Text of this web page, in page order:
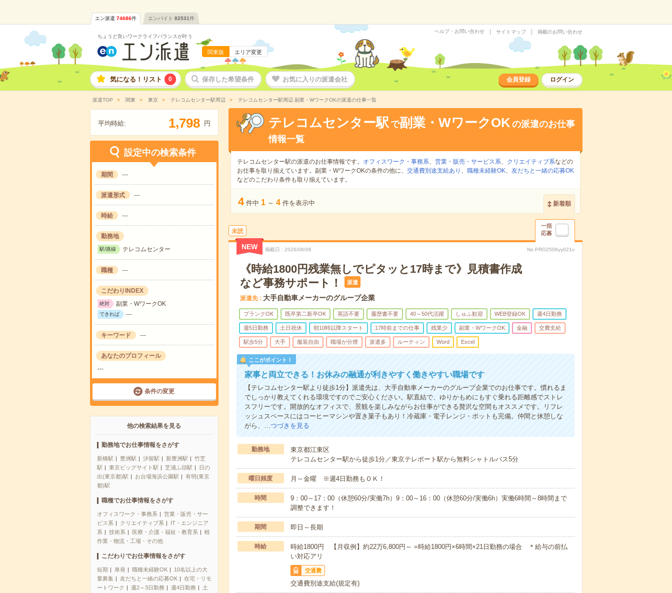
エン派遣 74686件 エンバイト 82531件
ちょうど良いワークライフバランスが叶う
関東版 エリア変更
ヘルプ・お問い合わせ サイトマップ 掲載のお問い合わせ
気になる！リスト 0 保存した希望条件 お気に入りの派遣会社 会員登録 ログイン
派遣TOP 関東 東京 テレコムセンター駅周辺 テレコムセンター駅周辺 副業・WワークOKの派遣の仕事一覧
平均時給: 1,798 円
設定中の検索条件
期間 ---
派遣形式 ---
時給 ---
勤務地
駅/路線 テレコムセンター
職種 ---
こだわりINDEX
絶対 副業・WワークOK
できれば ---
キーワード ---
あなたのプロフィール
---
条件の変更
他の検索結果を見る
勤務地でお仕事情報をさがす
新橋駅 豊洲駅 汐留駅 新豊洲駅
竹芝
駅
東京ビッグサイト駅 芝浦ふ頭駅
日の
出(東京都)駅
お台場海浜公園駅
有明(東京
都)駅
職種でお仕事情報をさがす
オフィスワーク・事務系
営業・販売・サー
ビス系
クリエイティブ系
IT・エンジニア
系
技術系 医療・介護・福祉・教育系
軽
作業・物流・工場・その他
こだわりでお仕事情報をさがす
短期 単発 職種未経験OK
10名以上の大
量募集
友だちと一緒の応募OK
在宅・リモ
ートワーク
週2～3日勤務 週4日勤務
土
テレコムセンター駅 で副業・WワークOKの派遣のお仕事
情報一覧
テレコムセンター駅の派遣のお仕事情報です。 オフィスワーク・事務系、 営業・販売・サービス系、 クリエイティブ系などの
お仕事を取り揃えています。副業・WワークOKの条件の他に、 交通費別途支給あり 、 職種未経験OK、 友だちと一緒の応募OK
などのこだわり条件も取り揃えています。
4 件中 1 ～ 4 件を表示中 新着順
未読
一括
応募
NEW 掲載日 2026/08/06 No.PRO2506yy021v
《時給1800円残業無しでピタッと17時まで》見積書作成
など事務サポート！
派遣
派遣先 大手自動車メーカーのグループ企業
ブランクOK 既卒第二新卒OK 英語不要 履歴書不要 40～50代活躍 しゅふ歓迎 WEB登録OK 週4日勤務
週5日勤務 土日祝休 朝10時以降スタート 17時前までの仕事 残業少 副業・WワークOK 金融 交費支給
駅歩5分 大手 服装自由 職場が分煙 派遣多 ルーティン Word Excel
ここがポイント！
家事と両立できる！お休みの融通が利きやすく働きやすい職場です
【テレコムセンター駅より徒歩1分】派遣先は、大手自動車メーカーのグループ企業でのお仕事です。慣れるま
でしっかり教えてくれる環境ですのでご安心ください。駅直結で、ゆりかもめにもすぐ乗れる距離感でストレ
スフリーです。開放的なオフィスで、景観を楽しみながらお仕事ができる贅沢な空間もオススメです。リフレ
ッシュスペースにはコーヒーマシンや置き菓子もあり！冷蔵庫・電子レンジ・ポットも完備。仲間と休憩しな
がら、…つづきを見る
勤務地
東京都江東区
テレコムセンター駅から徒歩1分／東京テレポート駅から無料シャトルバス5分
曜日頻度 月～金曜 ※週4日勤務もＯＫ！
時間
9：00～17：00（休憩60分/実働7h）9：00～16：00（休憩60分/実働6h）実働6時間～8時間まで
調整できます！
期間 即日～長期
時給
時給1800円 【月収例】約22万6,800円～ =時給1800円×6時間×21日勤務の場合 ＊給与の前払
い対応アリ
交通費
交通費別途支給(規定有)